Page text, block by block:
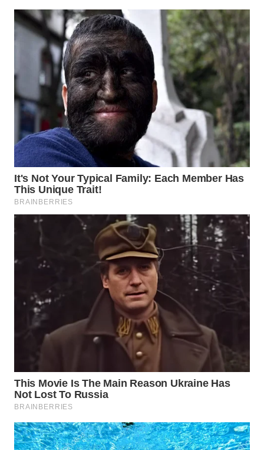
LESUNG
WN
SIMALUNGUN
WN
LABUHANBATU
WN
TAPANULI
TENGAH
WN DELI
SERDANG
TEBING
TINGGI
PAKPAK
WN
KARAWANG
BEKASI